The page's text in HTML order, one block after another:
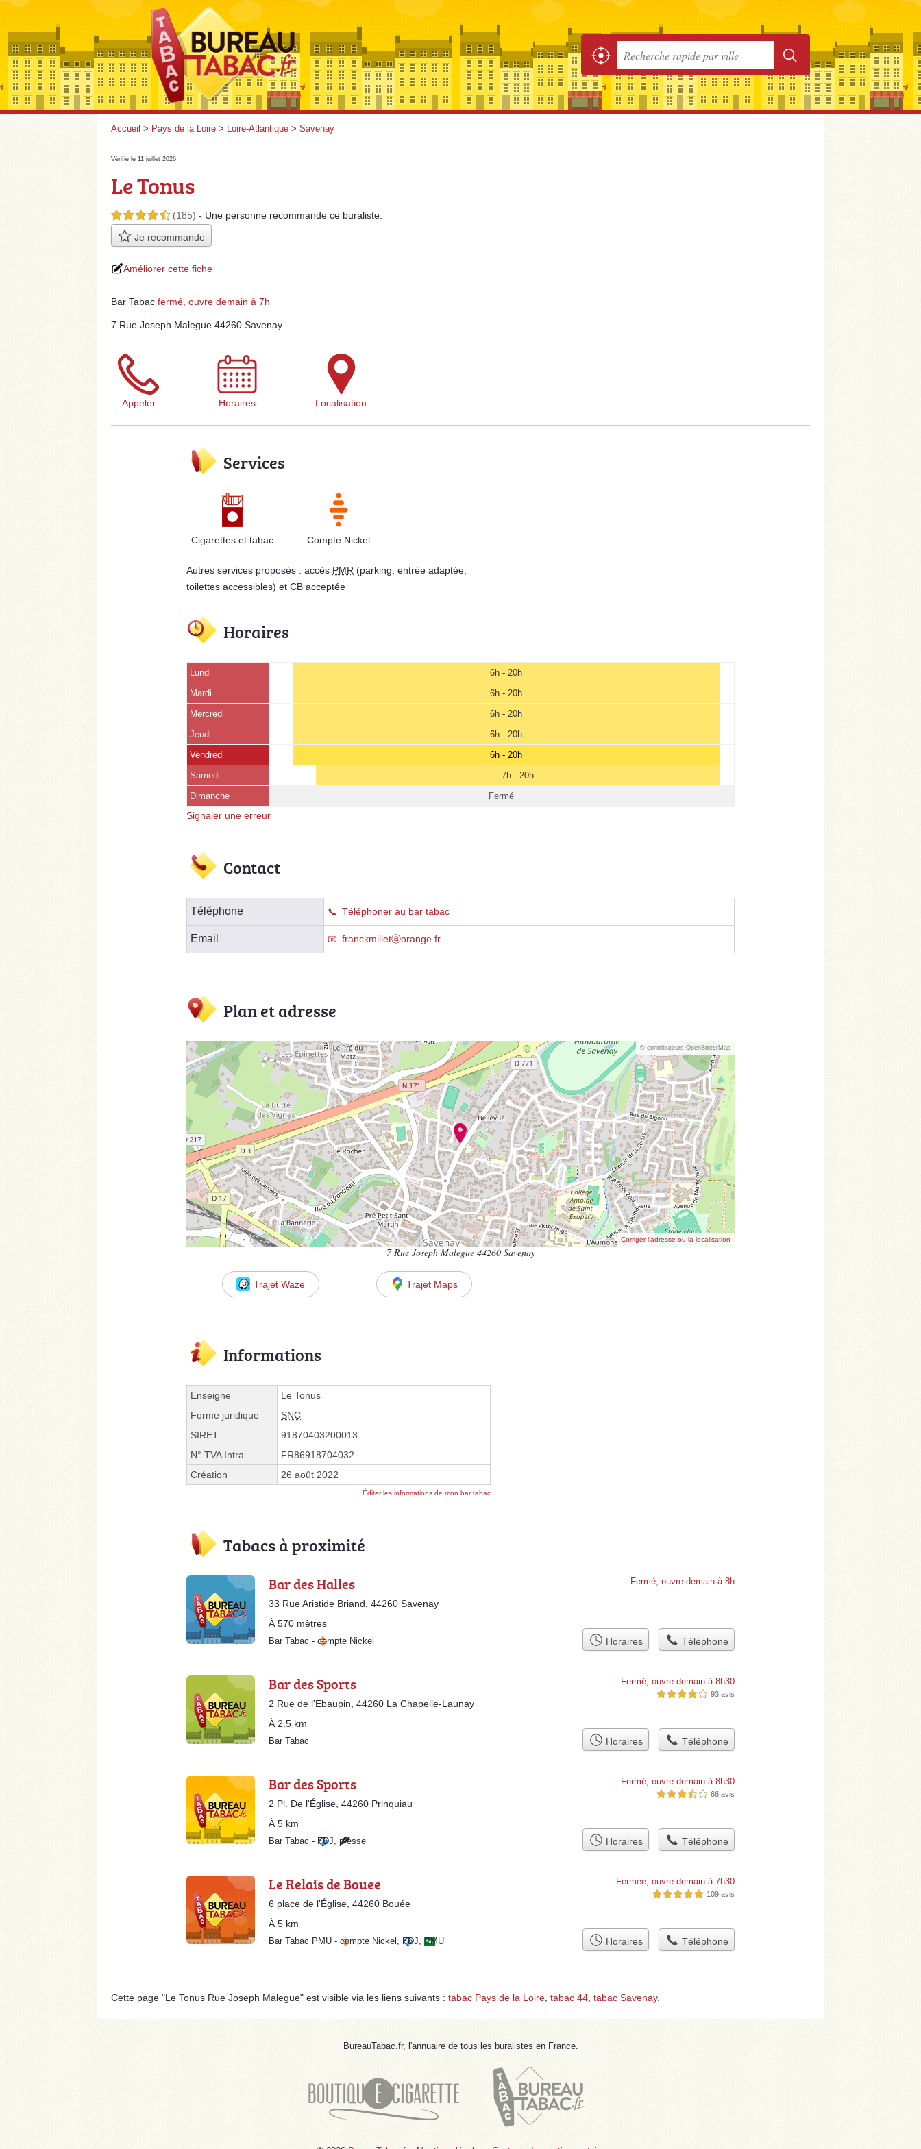
Accueil > Pays de la Loire > Loire-Atlantique > Savenay
Vérifié le 11 juillet 2026
Le Tonus
4,5 étoiles sur 5 (185) - Une personne recommande ce buraliste.
Je recommande
Améliorer cette fiche
Bar Tabac fermé, ouvre demain à 7h
7 Rue Joseph Malegue 44260 Savenay
Appeler Horaires Localisation
Services
Cigarettes et tabac Compte Nickel
Autres services proposés : accès PMR (parking, entrée adaptée,
toilettes accessibles) et CB acceptée
Horaires
Lundi 6h - 20h
Mardi 6h - 20h
Mercredi 6h - 20h
Jeudi 6h - 20h
Vendredi 6h - 20h
Samedi 7h - 20h
Dimanche Fermé
Signaler une erreur
Contact
Téléphone Téléphoner au bar tabac
Email franckmilletⓐorange.fr
Plan et adresse
© contributeurs OpenStreetMap
Corriger l’adresse ou la localisation
7 Rue Joseph Malegue 44260 Savenay
Trajet Waze Trajet Maps
Informations
Enseigne
Le Tonus
Forme juridique
SNC
SIRET
91870403200013
N° TVA Intra.
FR86918704032
Création
26 août 2022
Éditer les informations de mon bar tabac
Tabacs à proximité
Bar des Halles
33 Rue Aristide Briand, 44260 Savenay
À 570 mètres
Fermé, ouvre demain à 8h
Bar Tabac - compte Nickel Horaires Téléphone
Bar des Sports
2 Rue de l'Ebaupin, 44260 La Chapelle-Launay
À 2.5 km
Fermé, ouvre demain à 8h30
4,0 étoiles sur 5 93 avis
Bar Tabac Horaires Téléphone
Bar des Sports
2 Pl. De l'Église, 44260 Prinquiau
À 5 km
Fermé, ouvre demain à 8h30
3,5 étoiles sur 5 66 avis
Bar Tabac - FDJ, presse Horaires Téléphone
Le Relais de Bouee
6 place de l'Église, 44260 Bouée
À 5 km
Fermée, ouvre demain à 7h30
5,0 étoiles sur 5 109 avis
Bar Tabac PMU - compte Nickel , FDJ, PMU Horaires Téléphone
Cette page "Le Tonus Rue Joseph Malegue" est visible via les liens suivants : tabac Pays de la Loire tabac 44 tabac Savenay.
BureauTabac.fr, l'annuaire de tous les buralistes en France.